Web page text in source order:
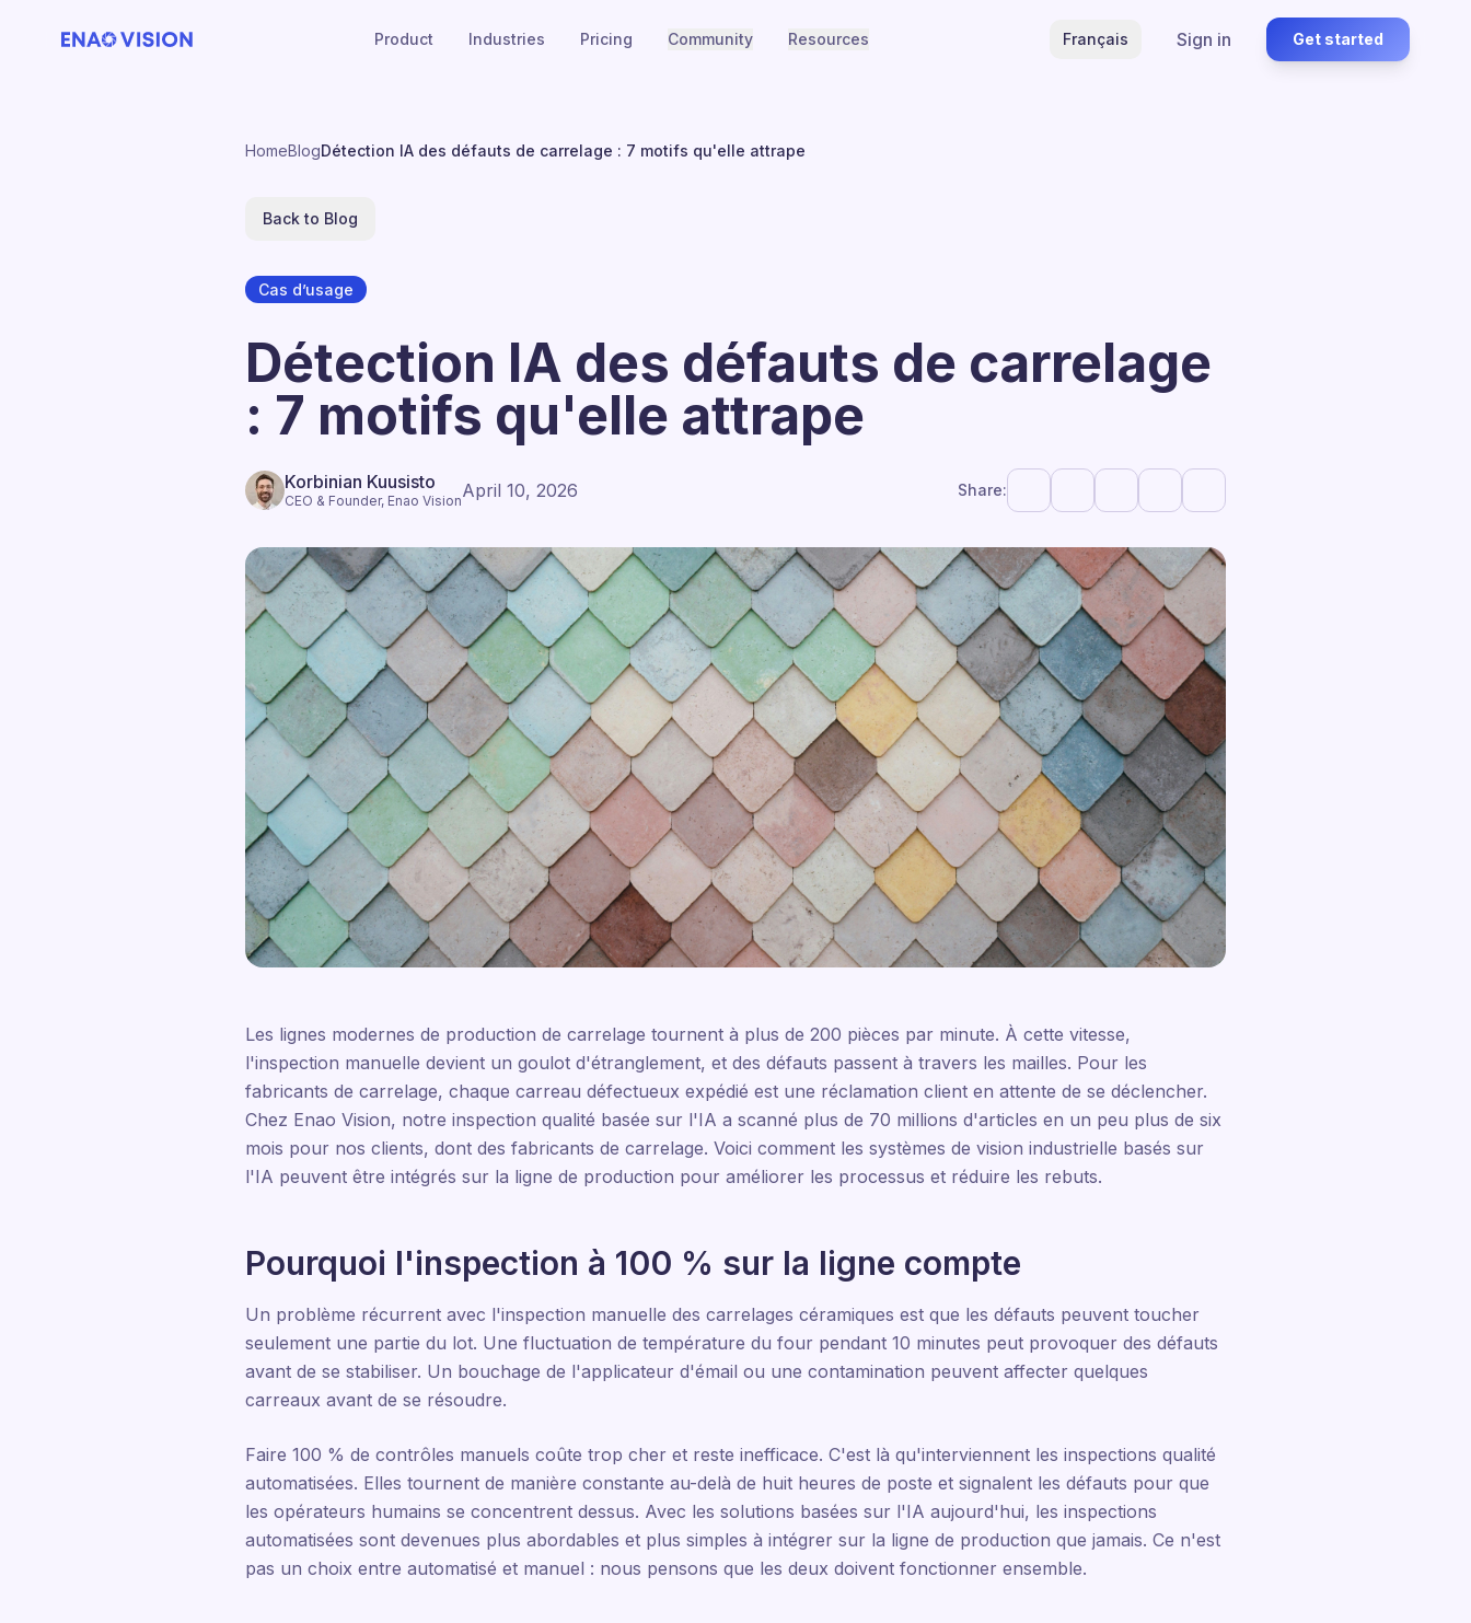
Product Industries Pricing Community Resources Français Sign in Get started
HomeBlogDétection IA des défauts de carrelage : 7 motifs qu'elle attrape
Back to Blog
Cas d’usage
Détection IA des défauts de carrelage
: 7 motifs qu'elle attrape
Korbinian Kuusisto
CEO & Founder, Enao VisionApril 10, 2026 Share:
Les lignes modernes de production de carrelage tournent à plus de 200 pièces par minute. À cette vitesse,
l'inspection manuelle devient un goulot d'étranglement, et des défauts passent à travers les mailles. Pour les
fabricants de carrelage, chaque carreau défectueux expédié est une réclamation client en attente de se déclencher.
Chez Enao Vision, notre inspection qualité basée sur l'IA a scanné plus de 70 millions d'articles en un peu plus de six
mois pour nos clients, dont des fabricants de carrelage. Voici comment les systèmes de vision industrielle basés sur
l'IA peuvent être intégrés sur la ligne de production pour améliorer les processus et réduire les rebuts.
Pourquoi l'inspection à 100 % sur la ligne compte
Un problème récurrent avec l'inspection manuelle des carrelages céramiques est que les défauts peuvent toucher
seulement une partie du lot. Une fluctuation de température du four pendant 10 minutes peut provoquer des défauts
avant de se stabiliser. Un bouchage de l'applicateur d'émail ou une contamination peuvent affecter quelques
carreaux avant de se résoudre.
Faire 100 % de contrôles manuels coûte trop cher et reste inefficace. C'est là qu'interviennent les inspections qualité
automatisées. Elles tournent de manière constante au-delà de huit heures de poste et signalent les défauts pour que
les opérateurs humains se concentrent dessus. Avec les solutions basées sur l'IA aujourd'hui, les inspections
automatisées sont devenues plus abordables et plus simples à intégrer sur la ligne de production que jamais. Ce n'est
pas un choix entre automatisé et manuel : nous pensons que les deux doivent fonctionner ensemble.